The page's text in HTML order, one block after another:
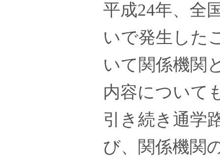
平成24年、全
いで発生した
いて関係機関
内容について
引き続き通学
び、関係機関